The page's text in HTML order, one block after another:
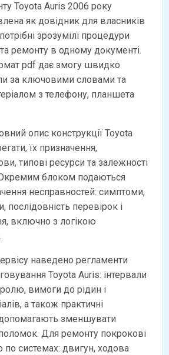
Toyota Auris 2006 року
як довідник для власників
зрозумілі процедури
ремонту в одному документі.
pdf дає змогу швидко
за ключовими словами та
з телефону, планшета
опис конструкції Toyota
їх призначення,
типові ресурси та залежності
блоком подаються
несправностей: симптоми,
послідовність перевірок і
включно з логікою
наведено регламенти
Toyota Auris: інтервали
вимоги до рідин і
а також практичні
зменшувати
Для ремонту покрокові
по системах: двигун, ходова